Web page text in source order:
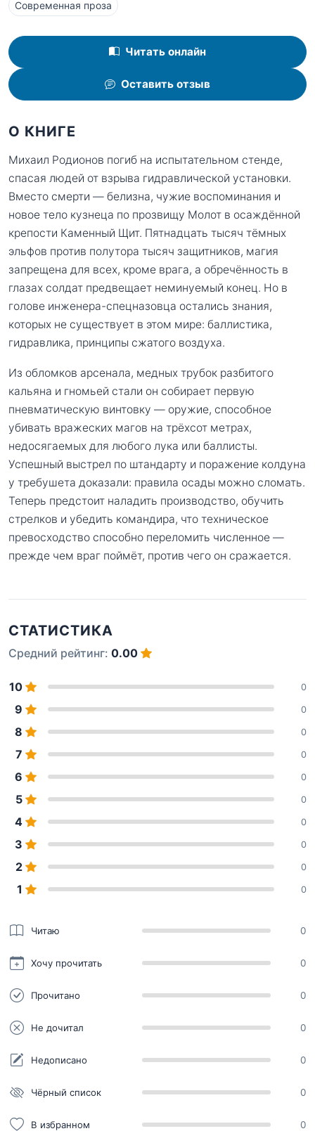
Современная проза
Читать онлайн
Оставить отзыв
О КНИГЕ
Михаил Родионов погиб на испытательном стенде,
спасая людей от взрыва гидравлической установки.
Вместо смерти — белизна, чужие воспоминания и
новое тело кузнеца по прозвищу Молот в осаждённой
крепости Каменный Щит. Пятнадцать тысяч тёмных
эльфов против полутора тысяч защитников, магия
запрещена для всех, кроме врага, а обречённость в
глазах солдат предвещает неминуемый конец. Но в
голове инженера-спецназовца остались знания,
которых не существует в этом мире: баллистика,
гидравлика, принципы сжатого воздуха.
Из обломков арсенала, медных трубок разбитого
кальяна и гномьей стали он собирает первую
пневматическую винтовку — оружие, способное
убивать вражеских магов на трёхсот метрах,
недосягаемых для любого лука или баллисты.
Успешный выстрел по штандарту и поражение колдуна
у требушета доказали: правила осады можно сломать.
Теперь предстоит наладить производство, обучить
стрелков и убедить командира, что техническое
превосходство способно переломить численное —
прежде чем враг поймёт, против чего он сражается.
СТАТИСТИКА
Средний рейтинг: 0.00
10 0
9 0
8 0
7 0
6 0
5 0
4 0
3 0
2 0
1 0
Читаю 0
Хочу прочитать 0
Прочитано 0
Не дочитал 0
Недописано 0
Чёрный список 0
В избранном 0